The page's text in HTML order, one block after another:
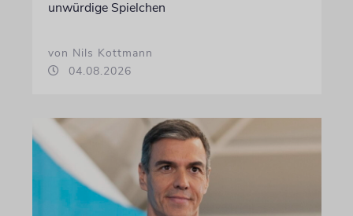
unwürdige Spielchen
von Nils Kottmann
04.08.2026